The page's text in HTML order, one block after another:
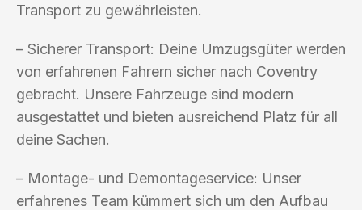
Transport zu gewährleisten.
– Sicherer Transport: Deine Umzugsgüter werden
von erfahrenen Fahrern sicher nach Coventry
gebracht. Unsere Fahrzeuge sind modern
ausgestattet und bieten ausreichend Platz für all
deine Sachen.
– Montage- und Demontageservice: Unser
erfahrenes Team kümmert sich um den Aufbau